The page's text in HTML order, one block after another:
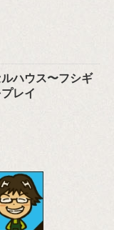
ハウス〜フシギ
レイ